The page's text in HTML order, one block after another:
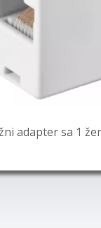
adapter sa 1